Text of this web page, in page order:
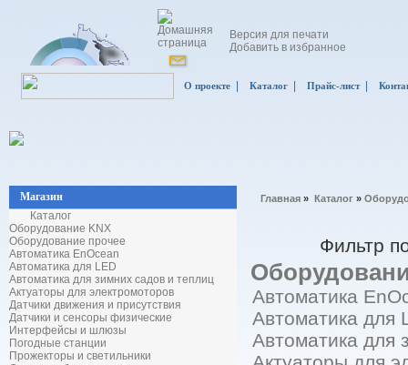
Версия для печати
Добавить в избранное
О проекте Каталог Прайс-лист|
Магазин
Каталог
Оборудование KNX
Оборудование прочее
Автоматика EnOcean
Автоматика для LED
Автоматика для зимних садов и теплиц
Актуаторы для электромоторов
Датчики движения и присутствия
Датчики и сенсоры физические
Интерфейсы и шлюзы
Погодные станции
Прожекторы и светильники
Главная » Каталог »
Фильтр
Автоматика
Автоматика для
Автоматика для